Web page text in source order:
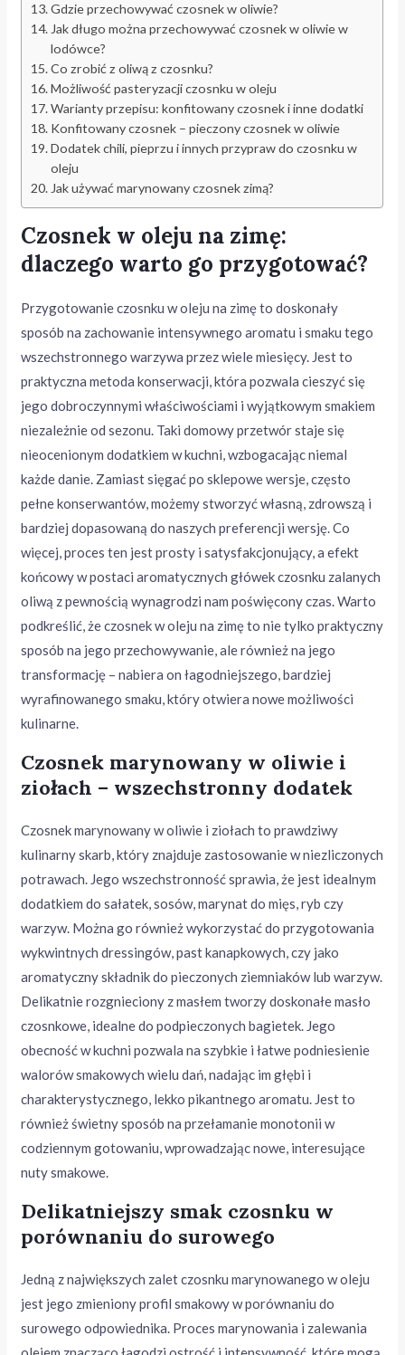
Gdzie przechowywać czosnek w oliwie?
Jak długo można przechowywać czosnek w oliwie w
lodówce?
Co zrobić z oliwą z czosnku?
Możliwość pasteryzacji czosnku w oleju
Warianty przepisu: konfitowany czosnek i inne dodatki
Konfitowany czosnek – pieczony czosnek w oliwie
Dodatek chili, pieprzu i innych przypraw do czosnku w
oleju
Jak używać marynowany czosnek zimą?
Czosnek w oleju na zimę:
dlaczego warto go przygotować?
Przygotowanie czosnku w oleju na zimę to doskonały
sposób na zachowanie intensywnego aromatu i smaku tego
wszechstronnego warzywa przez wiele miesięcy. Jest to
praktyczna metoda konserwacji, która pozwala cieszyć się
jego dobroczynnymi właściwościami i wyjątkowym smakiem
niezależnie od sezonu. Taki domowy przetwór staje się
nieocenionym dodatkiem w kuchni, wzbogacając niemal
każde danie. Zamiast sięgać po sklepowe wersje, często
pełne konserwantów, możemy stworzyć własną, zdrowszą i
bardziej dopasowaną do naszych preferencji wersję. Co
więcej, proces ten jest prosty i satysfakcjonujący, a efekt
końcowy w postaci aromatycznych główek czosnku zalanych
oliwą z pewnością wynagrodzi nam poświęcony czas. Warto
podkreślić, że czosnek w oleju na zimę to nie tylko praktyczny
sposób na jego przechowywanie, ale również na jego
transformację – nabiera on łagodniejszego, bardziej
wyrafinowanego smaku, który otwiera nowe możliwości
kulinarne.
Czosnek marynowany w oliwie i
ziołach – wszechstronny dodatek
Czosnek marynowany w oliwie i ziołach to prawdziwy
kulinarny skarb, który znajduje zastosowanie w niezliczonych
potrawach. Jego wszechstronność sprawia, że jest idealnym
dodatkiem do sałatek, sosów, marynat do mięs, ryb czy
warzyw. Można go również wykorzystać do przygotowania
wykwintnych dressingów, past kanapkowych, czy jako
aromatyczny składnik do pieczonych ziemniaków lub warzyw.
Delikatnie rozgnieciony z masłem tworzy doskonałe masło
czosnkowe, idealne do podpieczonych bagietek. Jego
obecność w kuchni pozwala na szybkie i łatwe podniesienie
walorów smakowych wielu dań, nadając im głębi i
charakterystycznego, lekko pikantnego aromatu. Jest to
również świetny sposób na przełamanie monotonii w
codziennym gotowaniu, wprowadzając nowe, interesujące
nuty smakowe.
Delikatniejszy smak czosnku w
porównaniu do surowego
Jedną z największych zalet czosnku marynowanego w oleju
jest jego zmieniony profil smakowy w porównaniu do
surowego odpowiednika. Proces marynowania i zalewania